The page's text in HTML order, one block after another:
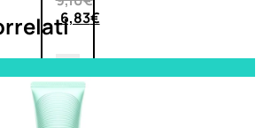
6,83€